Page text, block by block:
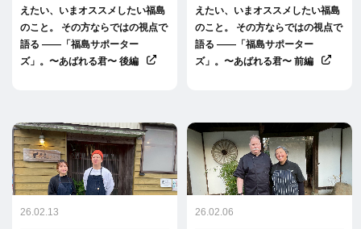
えたい、いまオススメしたい福島
のこと。 その方ならではの視点で
語る ――「福島サポーター
ズ」。〜あばれる君〜 後編
えたい、いまオススメしたい福島
のこと。 その方ならではの視点で
語る ――「福島サポーター
ズ」。〜あばれる君〜 前編
26.02.13 26.02.06